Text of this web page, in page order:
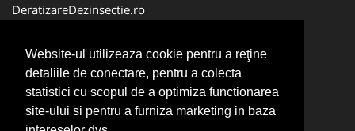
Website-ul utilizeaza cookie pentru a reţine
detaliile de conectare, pentru a colecta
statistici cu scopul de a optimiza functionarea
site-ului si pentru a furniza marketing in baza
DeratizareDezinsectie.ro
ColectareDeseuriMedicale.com
FirmaDeratizare.ro
Service-Reparatii.com
Servicii-DDD.com